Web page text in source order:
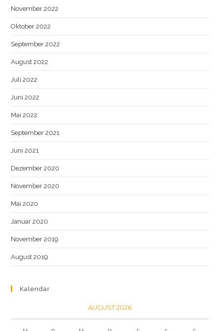
November 2022
Oktober 2022
September 2022
August 2022
Juli 2022
Juni 2022
Mai 2022
September 2021
Juni 2021
Dezember 2020
November 2020
Mai 2020
Januar 2020
November 2019
August 2019
Kalendar
AUGUST 2026